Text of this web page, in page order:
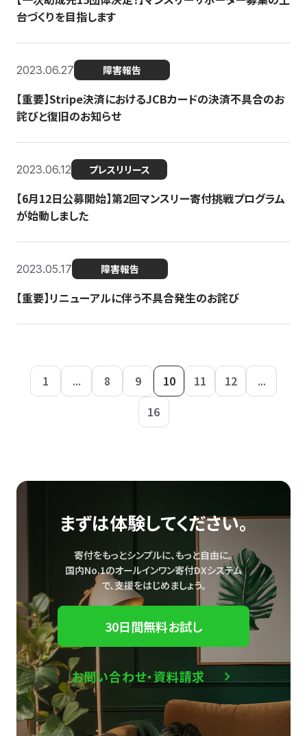
台づくりを目指します
2023.06.27 障害報告
【重要】Stripe決済におけるJCBカードの決済不具合のお
詫びと復旧のお知らせ
2023.06.12 プレスリリース
【6月12日公募開始】第2回マンスリー寄付挑戦プログラム
が始動しました
2023.05.17 障害報告
【重要】リニューアルに伴う不具合発生のお詫び
1 ... 8 9 10 11 12
...
16
まずは体験してください。
寄付をもっとシンプルに、もっと自由に。
国内No.1のオールインワン寄付DXシステム
で、支援をはじめましょう。
30日間無料お試し
お問い合わせ・資料請求